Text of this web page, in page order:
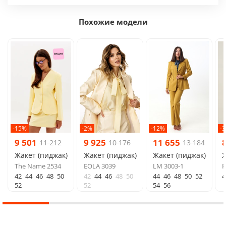
Похожие модели
-15%
9 501 11 212
Жакет (пиджак)
The Name 2534
42 44 46 48 50
52
-2%
9 925 10 176
Жакет (пиджак)
EOLA 3039
42 44 46 48 50
52
-12%
11 655 13 184
Жакет (пиджак)
LM 3003-1
44 46 48 50 52
54 56
-